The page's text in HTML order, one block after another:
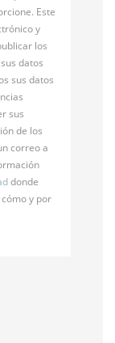
Este
y
los
datos
sus datos
sus
de los
correo a
donde
y por